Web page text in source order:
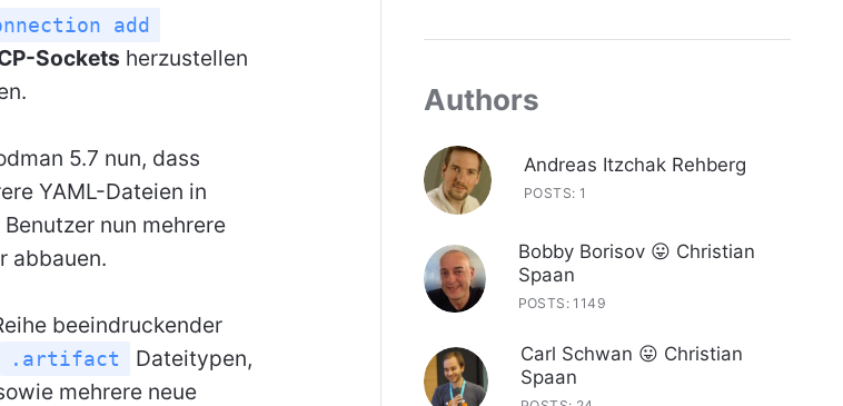
add
Sockets herzustellen
5.7 nun, dass
YAML-Dateien in
nun mehrere
abbauen.
beeindruckender
.artifact
Dateitypen,
mehrere neue
Authors
Andreas Itzchak Rehberg
POSTS: 1
Bobby Borisov 😛 Christian
Spaan
POSTS: 1149
Carl Schwan 😛 Christian
Spaan